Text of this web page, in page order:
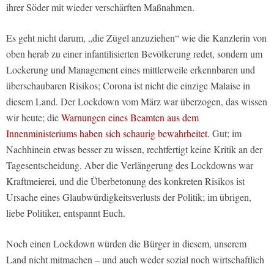
ihrer Söder mit wieder verschärften Maßnahmen.
Es geht nicht darum, „die Zügel anzuziehen“ wie die Kanzlerin von
oben herab zu einer infantilisierten Bevölkerung redet, sondern um
Lockerung und Management eines mittlerweile erkennbaren und
überschaubaren Risikos; Corona ist nicht die einzige Malaise in
diesem Land. Der Lockdown vom März war überzogen, das wissen
wir heute; dieWarnungen eines Beamten aus dem
Innenministeriums haben sich schaurig bewahrheitet. Gut; im
Nachhinein etwas besser zu wissen, rechtfertigt keine Kritik an der
Tagesentscheidung. Aber die Verlängerung des Lockdowns war
Kraftmeierei, und die Überbetonung des konkreten Risikos ist
Ursache eines Glaubwürdigkeitsverlusts der Politik; im übrigen,
liebe Politiker, entspannt Euch.
Noch einen Lockdown würden die Bürger in diesem, unserem
Land nicht mitmachen – und auch weder sozial noch wirtschaftlich